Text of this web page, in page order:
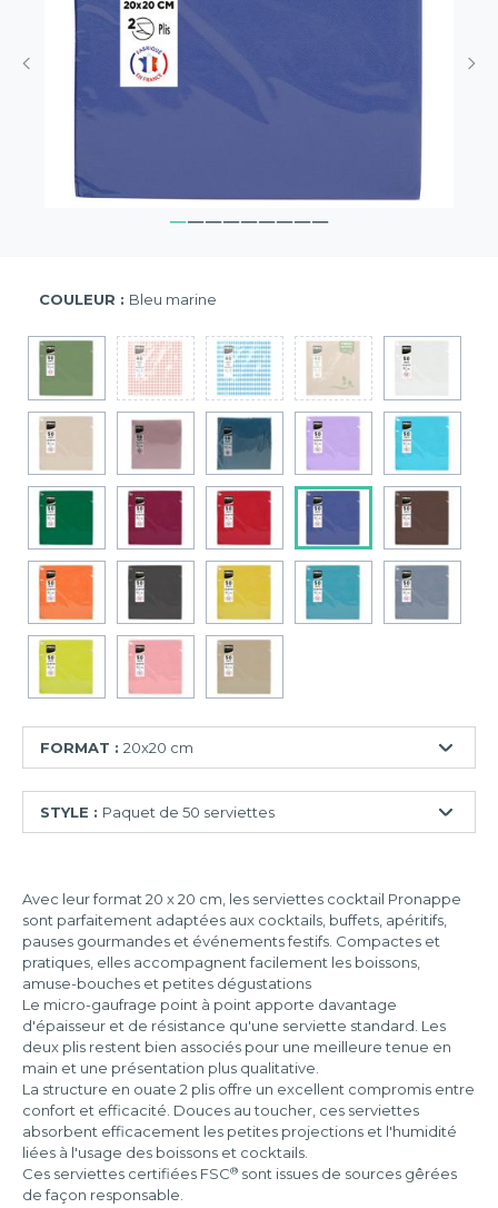
COULEUR : Bleu marine
FORMAT : 20x20 cm
cm
38x40
STYLE : Paquet de 50 serviettes
40
serviettes
Paquet
de
50
serviettes
Avec leur format 20 x 20 cm, les serviettes cocktail Pronappe
sont parfaitement adaptées aux cocktails, buffets, apéritifs,
pauses gourmandes et événements festifs. Compactes et
pratiques, elles accompagnent facilement les boissons,
amuse-bouches et petites dégustations
Le micro-gaufrage point à point apporte davantage
d'épaisseur et de résistance qu'une serviette standard. Les
deux plis restent bien associés pour une meilleure tenue en
main et une présentation plus qualitative.
La structure en ouate 2 plis offre un excellent compromis entre
confort et efficacité. Douces au toucher, ces serviettes
absorbent efficacement les petites projections et l'humidité
liées à l'usage des boissons et cocktails.
Ces serviettes certifiées FSC® sont issues de sources gêrées
de façon responsable.